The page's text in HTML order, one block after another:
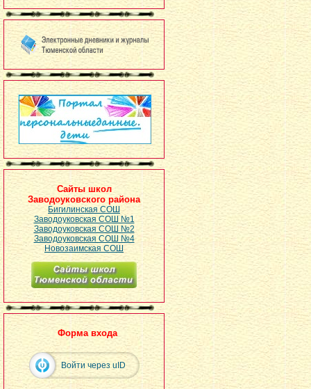
Сайты школ
Заводоуковского района
Бигилинская СОШ
Заводоуковская СОШ №1
Заводоуковская СОШ №2
Заводоуковская СОШ №4
Новозаимская СОШ
Форма входа
Войти через uID